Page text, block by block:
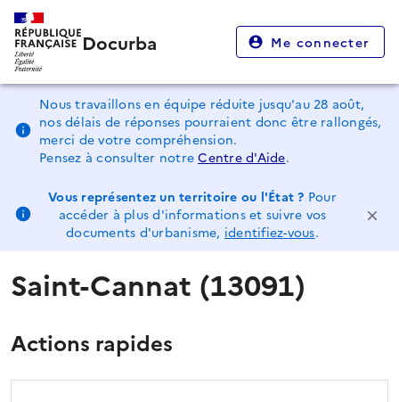
Docurba Me connecter
Nous travaillons en équipe réduite jusqu'au 28 août,
nos délais de réponses pourraient donc être rallongés,
merci de votre compréhension.
Pensez à consulter notreCentre d'Aide.
Vous représentez un territoire ou l'État ? Pour
accéder à plus d'informations et suivre vos
documents d'urbanisme, identifiez-vous.
Saint-Cannat (13091)
Actions rapides